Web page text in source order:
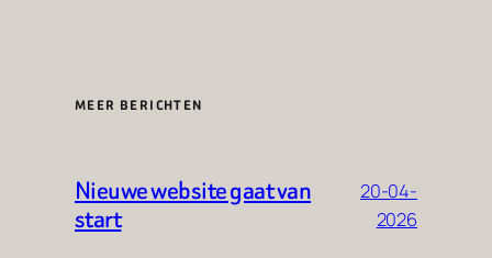
MEER BERICHTEN
Nieuwe website gaat van
start
20-04-
2026